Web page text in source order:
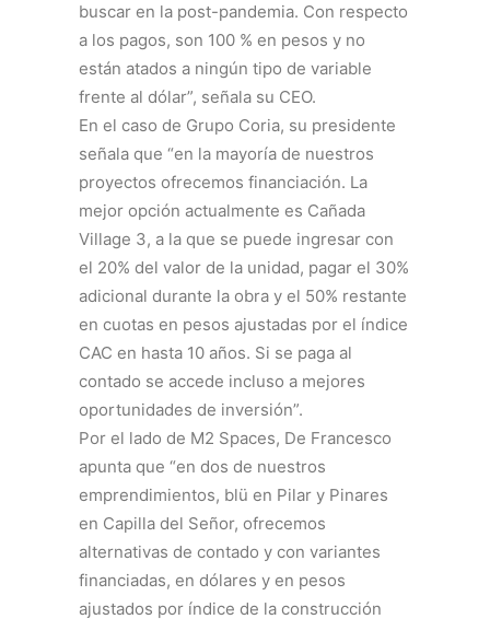
buscar en la post-pandemia. Con respecto
a los pagos, son 100 % en pesos y no
están atados a ningún tipo de variable
frente al dólar”, señala su CEO.
En el caso de Grupo Coria, su presidente
señala que “en la mayoría de nuestros
proyectos ofrecemos financiación. La
mejor opción actualmente es Cañada
Village 3, a la que se puede ingresar con
el 20% del valor de la unidad, pagar el 30%
adicional durante la obra y el 50% restante
en cuotas en pesos ajustadas por el índice
CAC en hasta 10 años. Si se paga al
contado se accede incluso a mejores
oportunidades de inversión”.
Por el lado de M2 Spaces, De Francesco
apunta que “en dos de nuestros
emprendimientos, blü en Pilar y Pinares
en Capilla del Señor, ofrecemos
alternativas de contado y con variantes
financiadas, en dólares y en pesos
ajustados por índice de la construcción